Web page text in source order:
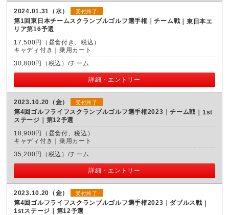
2024.01.31（水） 受付終了
第1回東日本チームスクランブルゴルフ選手権｜チーム戦
東日本エ
リア第16予選
17,500円（昼食付き、税込）
キャディ付き｜乗用カート
30,800円（税込）/チーム
詳細・エントリー
2023.10.20（金） 受付終了
第4回ゴルフライフスクランブルゴルフ選手権2023｜チーム戦
1st
ステージ｜第12予選
18,900円（昼食付、税込）
キャディ付き｜乗用カート
35,200円（税込）/チーム
詳細・エントリー
2023.10.20（金） 受付終了
第4回ゴルフライフスクランブルゴルフ選手権2023｜ダブルス戦
1stステージ｜第12予選